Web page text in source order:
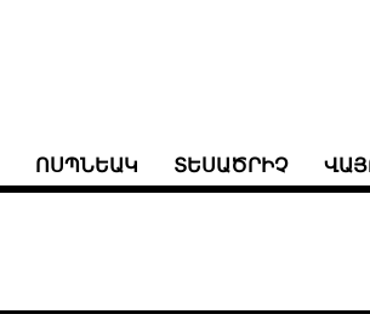
ՈՍՊՆԵԱԿ ՏԵՍԱԾՐԻՉ